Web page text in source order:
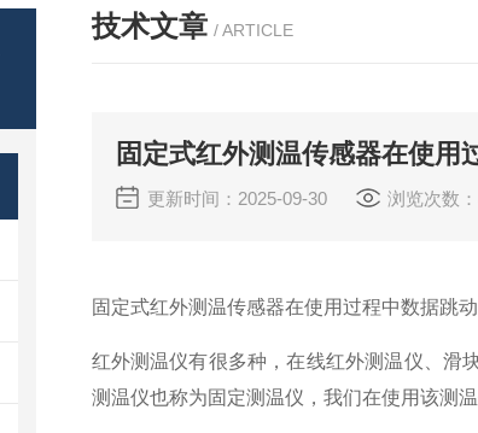
技术文章 / ARTICLE
固定式红外测温传感器在使用
更新时间：2025-09-30 浏览次数
固定式红外测温传感器在使用过程中数据跳
红外测温仪有很多种，在线红外测温仪、滑
测温仪也称为固定测温仪，我们在使用该测